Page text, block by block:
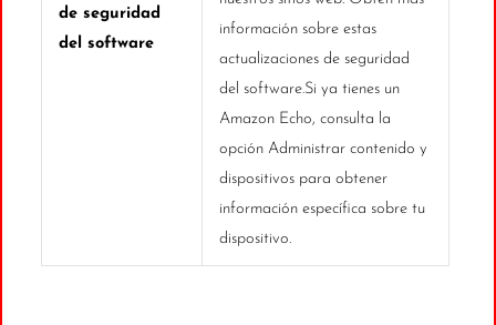
de seguridad
del software
información sobre estas
actualizaciones de seguridad
del software.Si ya tienes un
Amazon Echo, consulta la
opción Administrar contenido y
dispositivos para obtener
información específica sobre tu
dispositivo.